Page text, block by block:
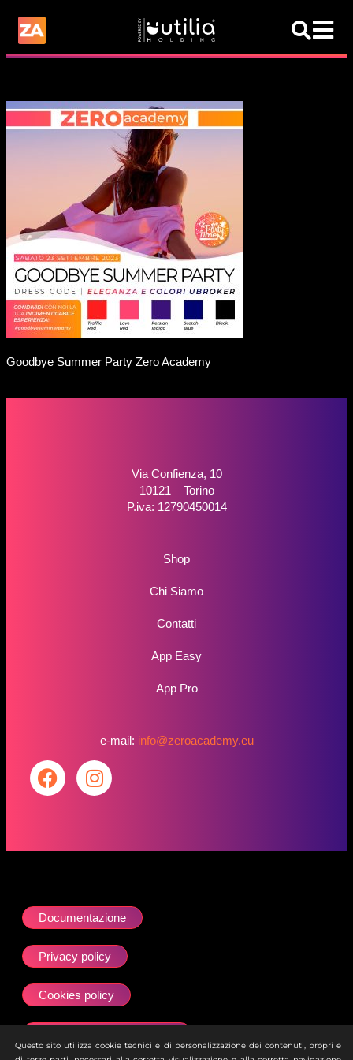
Goodbye Summer Party Zero Academy
Via Confienza, 10
10121 – Torino
P.iva: 12790450014
Shop
Chi Siamo
Contatti
App Easy
App Pro
e-mail: info@zeroacademy.eu
Documentazione
Privacy policy
Cookies policy
Questo sito utilizza cookie tecnici e di personalizzazione dei contenuti, propri e